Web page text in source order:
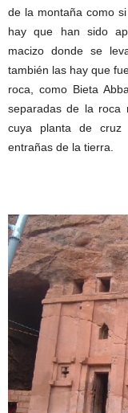
de la montaña como
hay que han sido
macizo donde se
también las hay que
roca, como Bieta
separadas de la roca
cuya planta de cruz
entrañas de la tierra.